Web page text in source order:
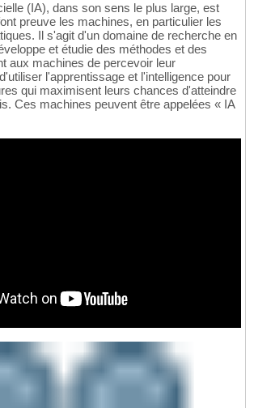
(IA), dans son sens le plus large, est
preuve les machines, en particulier les
Il s'agit d'un domaine de recherche en
et étudie des méthodes et des
aux machines de percevoir leur
l'apprentissage et l'intelligence pour
qui maximisent leurs chances d'atteindre
Ces machines peuvent être appelées « IA